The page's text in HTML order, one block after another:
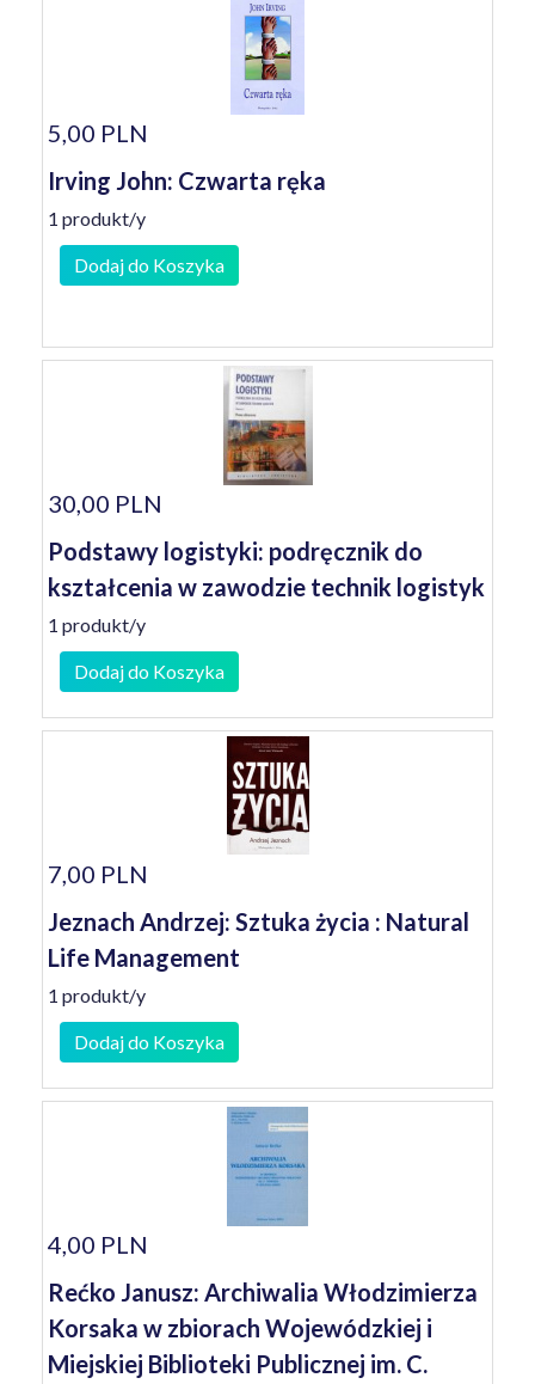
5,00 PLN
Irving John: Czwarta ręka
1 produkt/y
Dodaj do Koszyka
30,00 PLN
Podstawy logistyki: podręcznik do
kształcenia w zawodzie technik logistyk
1 produkt/y
Dodaj do Koszyka
7,00 PLN
Jeznach Andrzej: Sztuka życia : Natural
Life Management
1 produkt/y
Dodaj do Koszyka
4,00 PLN
Rećko Janusz: Archiwalia Włodzimierza
Korsaka w zbiorach Wojewódzkiej i
Miejskiej Biblioteki Publicznej im. C.